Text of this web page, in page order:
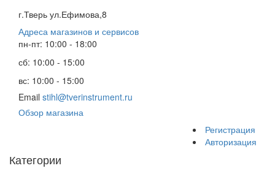
г.Тверь ул.Ефимова,8
Адреса магазинов и сервисов
пн-пт: 10:00 - 18:00
сб: 10:00 - 15:00
вс: 10:00 - 15:00
Email stihl@tverinstrument.ru
Обзор магазина
Регистрация
Авторизация
Категории